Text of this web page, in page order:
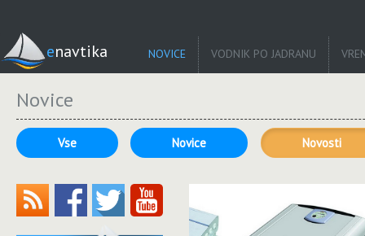
enavtika NOVICE VODNIK PO JADRANU
Novice
Vse Novice Novosti